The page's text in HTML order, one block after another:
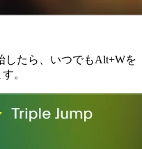
したら、いつでもAlt+Wを
。